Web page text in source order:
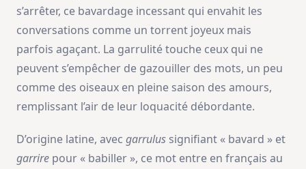
s’arrêter, ce bavardage incessant qui envahit les
conversations comme un torrent joyeux mais
parfois agaçant. La garrulité touche ceux qui ne
peuvent s’empêcher de gazouiller des mots, un peu
comme des oiseaux en pleine saison des amours,
remplissant l’air de leur loquacité débordante.
D’origine latine, avec garrulus signifiant « bavard » et
garrire pour « babiller », ce mot entre en français au